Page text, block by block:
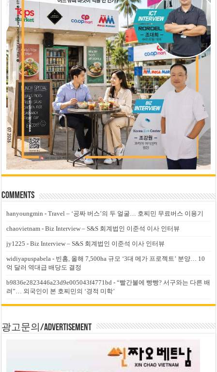
Comments
hanyoungmin -Travel – ‘공짜 버스’의 두 얼굴… 호찌민 무료버스 이용기
chaovietnam -Biz Interview – S&S 회계법인 이준석 이사 인터뷰
jy1225 -Biz Interview – S&S 회계법인 이준석 이사 인터뷰
widiyapuspabela - 빈홈, 올해 7,500ha 규모 ‘3대 메가 프로젝트’ 분양… 10
억 달러 역대급 배당도 결정
b9836e2823446a23d9e005043f4771bd -“빨간불에 빵빵? 서구와는 다른 배
려”… 외국인이 본 호찌민의 ‘경적 미학’
광고문의/Advertisement